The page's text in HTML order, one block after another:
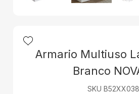
Armario Multiuso
Branco
SKU B52XX038